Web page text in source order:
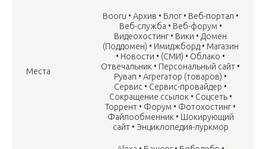
Места
Booru • Архив • Блог • Веб-портал •
Веб-служба • Веб-форум •
Видеохостинг • Вики • Домен
(Поддомен) • Имиджборд • Магазин
• Новости • (СМИ) • Облако •
Отвечальник • Персональный сайт •
Рувап • Агрегатор (товаров) •
Сервис • Сервис-провайдер •
Сокращение ссылок • Соцсеть •
Торрент • Форум • Фотохостинг •
Файлообменник • Шокирующий
сайт • Энциклопедия-луркмор